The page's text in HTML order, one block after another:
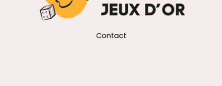
Contact